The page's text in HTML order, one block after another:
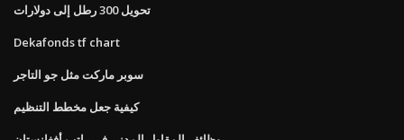
تحويل 300 رطل إلى دولارات
Dekafonds tf chart
سوبر ماركت مثل جو التاجر
كيفية جعل مخطط التنظيم